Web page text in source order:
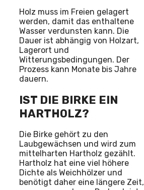
Holz muss im Freien gelagert
werden, damit das enthaltene
Wasser verdunsten kann. Die
Dauer ist abhängig von Holzart,
Lagerort und
Witterungsbedingungen. Der
Prozess kann Monate bis Jahre
dauern.
IST DIE BIRKE EIN
HARTHOLZ?
Die Birke gehört zu den
Laubgewächsen und wird zum
mittelharten Hartholz gezählt.
Hartholz hat eine viel höhere
Dichte als Weichhölzer und
benötigt daher eine längere Zeit,